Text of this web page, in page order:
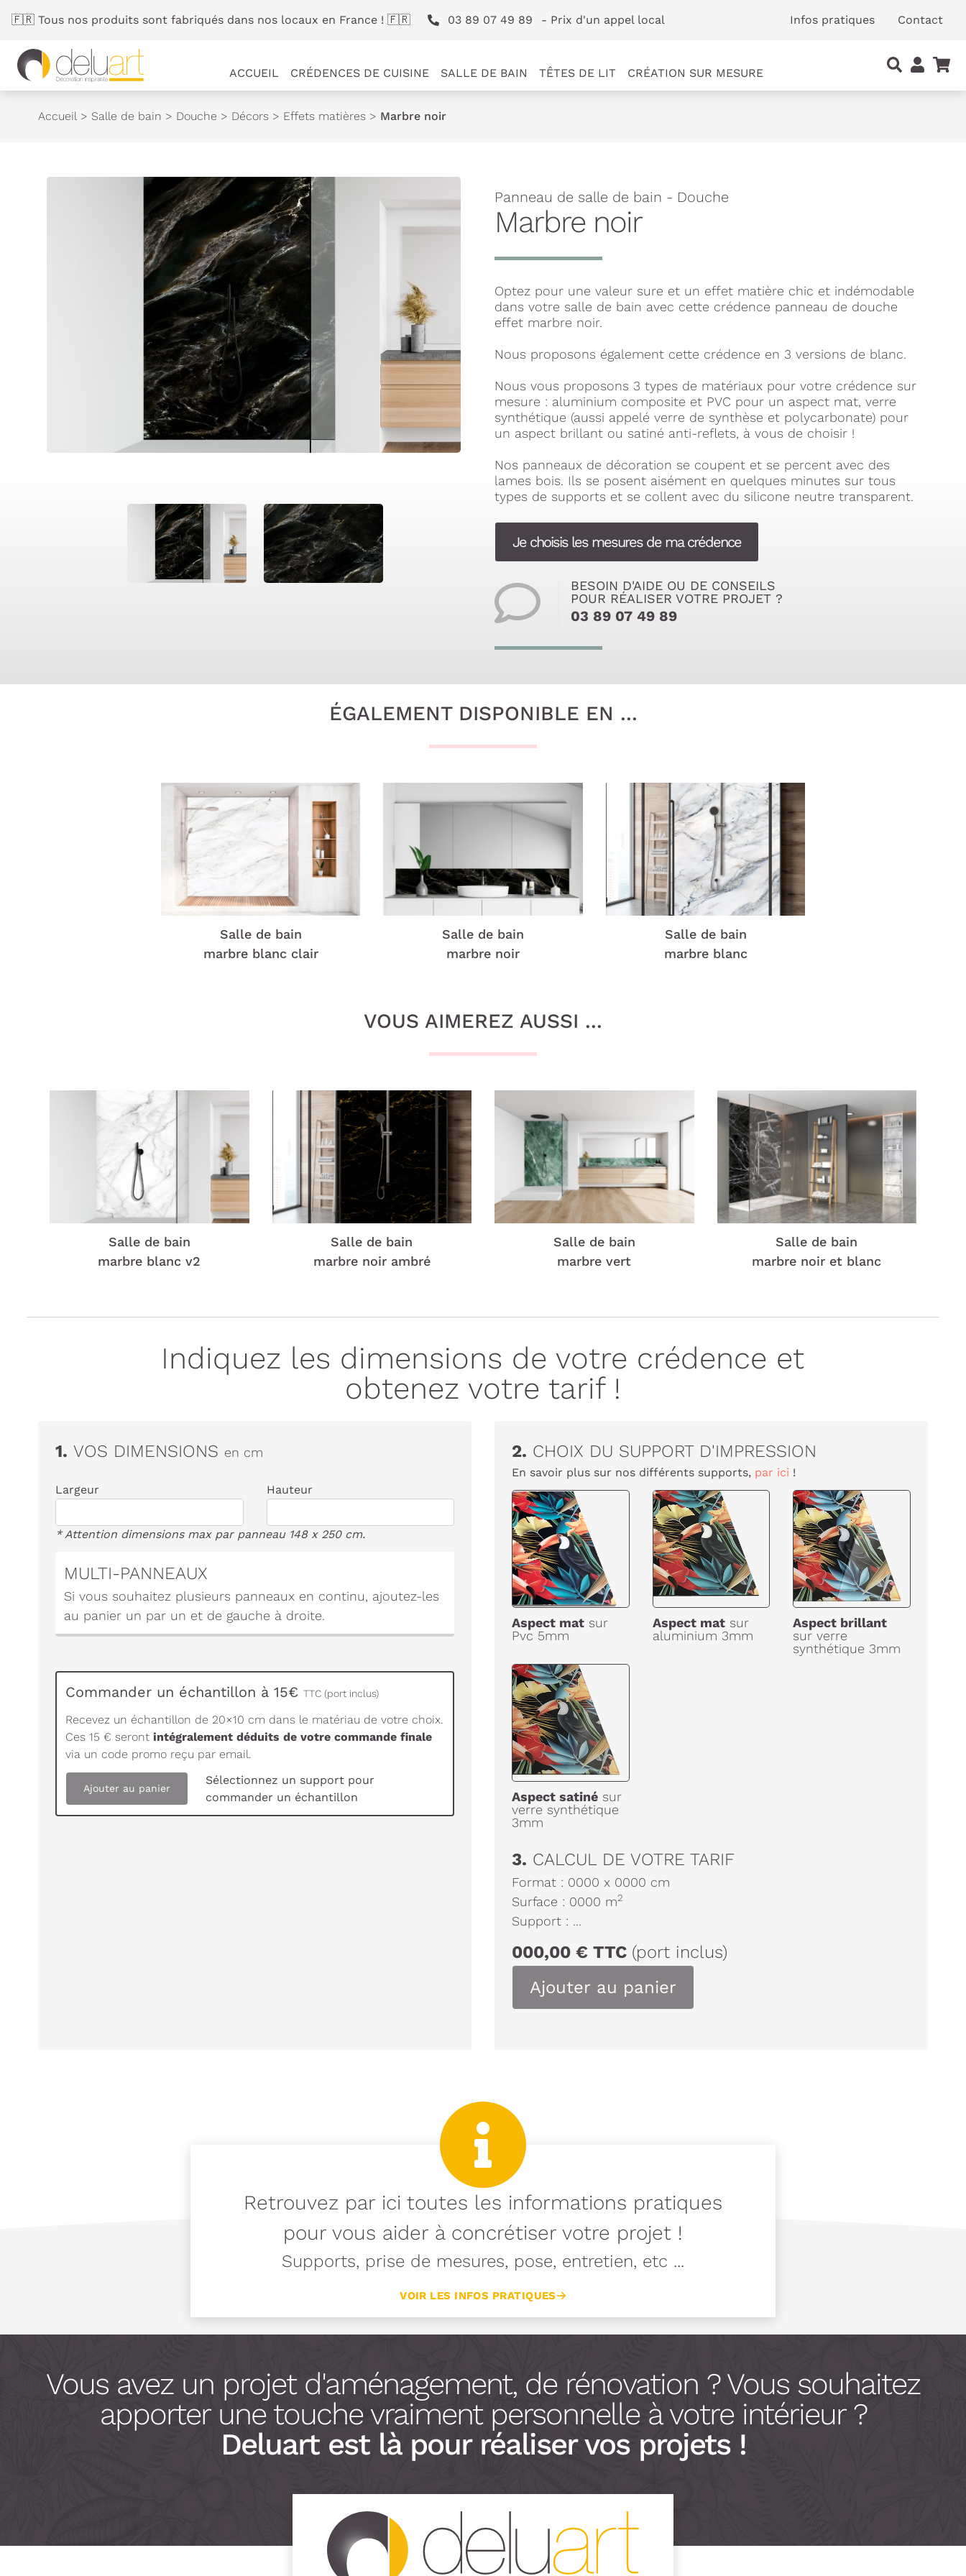
🇫🇷 Tous nos produits sont fabriqués dans nos locaux en France ! 🇫🇷 03 89 07 49 89 - Prix d'un appel local Infos pratiques Contact
ACCUEIL CRÉDENCES DE CUISINE SALLE DE BAIN TÊTES DE LIT CRÉATION SUR MESURE
Accueil > Salle de bain > Douche > Décors > Effets matières > Marbre noir
Panneau de salle de bain - Douche
Marbre noir
Optez pour une valeur sure et un effet matière chic et indémodable
dans votre salle de bain avec cette crédence panneau de douche
effet marbre noir.
Nous proposons également cette crédence en 3 versions de blanc.
Nous vous proposons 3 types de matériaux pour votre crédence sur
mesure : aluminium composite et PVC pour un aspect mat, verre
synthétique (aussi appelé verre de synthèse et polycarbonate) pour
un aspect brillant ou satiné anti-reflets, à vous de choisir !
Nos panneaux de décoration se coupent et se percent avec des
lames bois. Ils se posent aisément en quelques minutes sur tous
types de supports et se collent avec du silicone neutre transparent.
Je choisis les mesures de ma crédence
BESOIN D'AIDE OU DE CONSEILS
POUR RÉALISER VOTRE PROJET ?
03 89 07 49 89
ÉGALEMENT DISPONIBLE EN ...
Salle de bain
marbre blanc clair
Salle de bain
marbre noir
Salle de bain
marbre blanc
VOUS AIMEREZ AUSSI ...
Salle de bain
marbre blanc v2
Salle de bain
marbre noir ambré
Salle de bain
marbre vert
Salle de bain
marbre noir et blanc
Indiquez les dimensions de votre crédence et
obtenez votre tarif !
1. VOS DIMENSIONS en cm
Largeur Hauteur
* Attention dimensions max par panneau 148 x 250 cm.
MULTI-PANNEAUX
Si vous souhaitez plusieurs panneaux en continu, ajoutez-les
au panier un par un et de gauche à droite.
Commander un échantillon à 15€ TTC (port inclus)
Recevez un échantillon de 20×10 cm dans le matériau de votre choix.
Ces 15 € seront intégralement déduits de votre commande finale
via un code promo reçu par email.
Ajouter au panier
Sélectionnez un support pour
commander un échantillon
2. CHOIX DU SUPPORT D'IMPRESSION
En savoir plus sur nos différents supports, par ici !
Aspect mat sur
Pvc 5mm
Aspect matsur
aluminium 3mm
Aspect brillant
sur verre
synthétique 3mm
Aspect satiné sur
verre synthétique
3mm
3. CALCUL DE VOTRE TARIF
Format : 0000 x 0000 cm
Surface : 0000 m2
Support : ...
000,00 € TTC (port inclus)
Ajouter au panier
Retrouvez par ici toutes les informations pratiques
pour vous aider à concrétiser votre projet !
Supports, prise de mesures, pose, entretien, etc ...
VOIR LES INFOS PRATIQUES
Vous avez un projet d'aménagement, de rénovation ? Vous souhaitez
apporter une touche vraiment personnelle à votre intérieur ?
Deluart est là pour réaliser vos projets !